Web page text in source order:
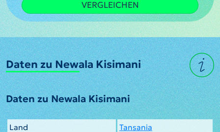
VERGLEICHEN
Daten zu Newala Kisimani
Daten zu Newala Kisimani
Land
Tansania